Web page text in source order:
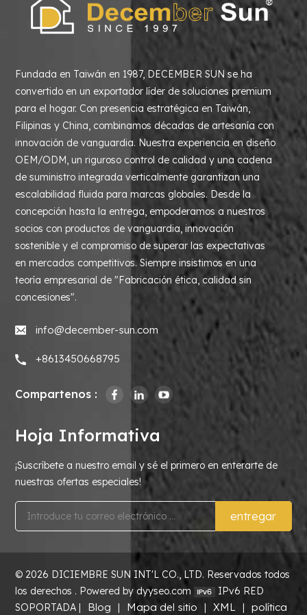
Fundada en Taiwán en 1987, DECEMBER SUN se ha
convertido en un exportador líder de soluciones premium
para el hogar. Con presencia estratégica en Taiwán,
Filipinas y China, combinamos décadas de artesanía con
innovación de vanguardia. Nuestra experiencia en diseño
OEM/ODM, un riguroso control de calidad y una cadena
de suministro integrada verticalmente garantizan una
escalabilidad fluida para marcas globales. Desde la
concepción hasta la entrega, empoderamos a nuestros
socios con productos de vanguardia, innovación
sostenible y el compromiso de superar las expectativas
en mercados competitivos. Siempre insistimos en una
teoría empresarial de "Fabricación ética, calidad sin
concesiones".
info@december-sun.com
+8613450668795
Compartenos :
Hoja Informativa
¡Suscríbete a nuestro email y sé el primero en enterarte de
nuestras ofertas especiales!
entregar
© 2026 DICIEMBRE SUN INT'L CO., LTD. Reservados todos
los derechos . Powered by dyyseo.com
IPv6 RED
SOPORTADA |
Blog | Mapa del sitio | XML | política